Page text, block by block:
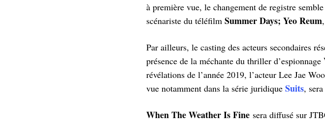
à première vue, le changement de registre
scénariste du téléfilm Summer Days; Yeo Reum
Par ailleurs, le casting des acteurs secondaires
présence de la méchante du thriller d’espionnage
révélations de l’année 2019, l’acteur Lee Jae
vue notamment dans la série juridique Suits,
When The Weather Is Fine sera diffusé sur